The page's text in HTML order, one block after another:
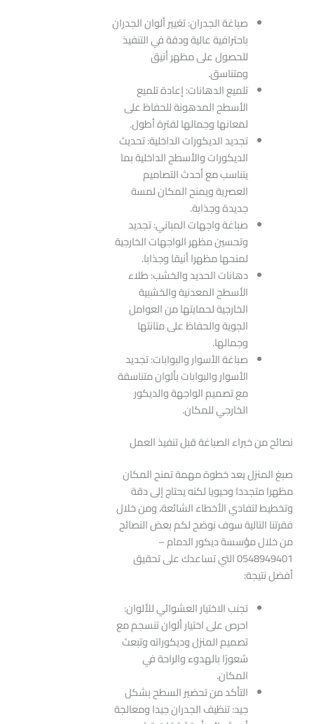
صباغة الجدران: تغيير ألوان الجدران
باحترافية عالية ودقة في التنفيذ
للحصول على مظهر أنيق
ومتناسق.
تلميع الدهانات: إعادة تلميع
الأسطح المدهونة للحفاظ على
لمعانها وجمالها لفترة أطول.
تجديد الديكورات الداخلية: تحديث
الديكورات والأسطح الداخلية بما
يتناسب مع أحدث التصاميم
العصرية ويمنح المكان لمسة
جديدة وجذابة.
صباغة واجهات المباني: تجديد
وتحسين مظهر الواجهات الخارجية
لمنحها مظهرا أنيقا وجذابا.
دهانات الحديد والخشب: طلاء
الأسطح المعدنية والخشبية
الخارجية لحمايتها من العوامل
الجوية والحفاظ على متانتها
وجمالها.
صباغة الأسوار والبوابات: تجديد
الأسوار والبوابات بألوان متناسقة
مع تصميم الواجهة والديكور
الخارجي للمكان.
نصائح من خبراء الصباغة قبل تنفيذ العمل
صبغ المنزل يعد خطوة مهمة تمنح المكان
مظهرا متجددا وحيويا لكنه يحتاج إلى دقة
وتخطيط لتفادي الأخطاء الشائعة، ومن خلال
فقرتنا التالية سوف نوضح لكم بعض النصائح
من خلال مؤسسة ديكور الدمام –
0548949401 التي تساعدك على تحقيق
أفضل نتيجة:
تجنب الاختيار العشوائي للألوان:
احرص على اختيار ألوان تنسجم مع
تصميم المنزل وديكوراته وتبعث
شعورًا بالهدوء والراحة في
المكان.
التأكد من تحضير السطح بشكل
جيد: تنظيف الجدران جيدا ومعالجة